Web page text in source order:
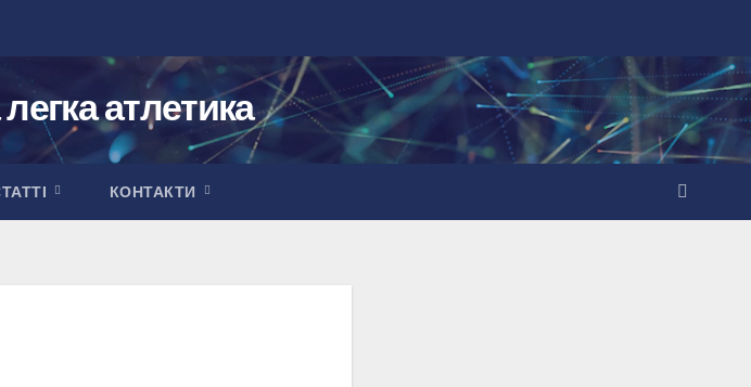
легка атлетика
КОНТАКТИ